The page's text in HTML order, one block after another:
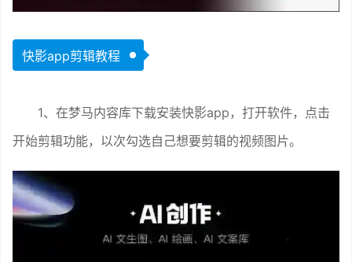
快影app剪辑教程
1、在梦马内容库下载安装快影app，打开软件，点击
开始剪辑功能，以次勾选自己想要剪辑的视频图片。